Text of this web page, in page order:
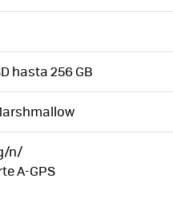
hasta 256 GB
n/
A-GPS